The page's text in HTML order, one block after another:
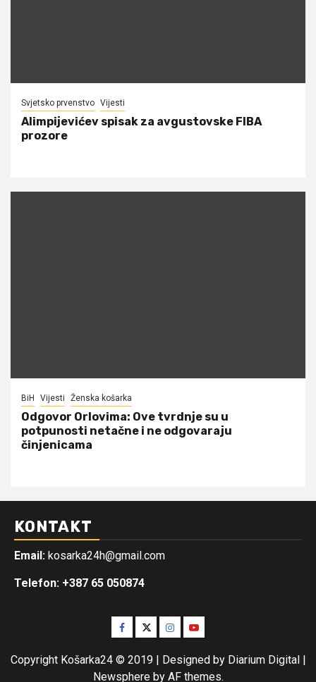
Svjetsko prvenstvo Vijesti
Alimpijevićev spisak za avgustovske FIBA
prozore
BiH Vijesti Ženska košarka
Odgovor Orlovima: ​Ove tvrdnje su u
potpunosti netačne i ne odgovaraju
činjenicama
KONTAKT
Email: kosarka24h@gmail.com
Telefon: +387 65 050874
Facebook
TwitterInstagram
Youtube
Copyright Košarka24 © 2019 | Designed by Diarium Digital |
Newsphereby AF themes.